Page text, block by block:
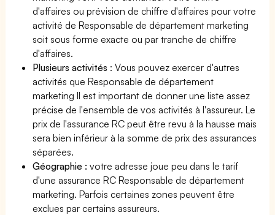
d'affaires ou prévision de chiffre d'affaires pour votre
activité de Responsable de département marketing
soit sous forme exacte ou par tranche de chiffre
d'affaires.
Plusieurs activités : Vous pouvez exercer d'autres
activités que Responsable de département
marketing Il est important de donner une liste assez
précise de l'ensemble de vos activités à l'assureur. Le
prix de l'assurance RC peut être revu à la hausse mais
sera bien inférieur à la somme de prix des assurances
séparées.
Géographie :votre adresse joue peu dans le tarif
d'une assurance RC Responsable de département
marketing. Parfois certaines zones peuvent être
exclues par certains assureurs.